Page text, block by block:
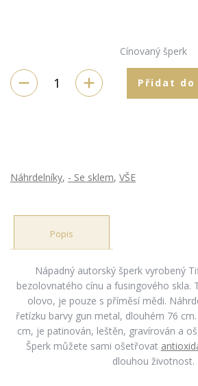
Cínovaný šperk
Přidat do
Náhrdelníky, - Se sklem, VŠE
Popis
Nápadný autorský šperk vyrobený
bezolovnatého cínu a fusingového skla.
olovo, je pouze s příměsí mědi.
řetízku barvy gun metal, dlouhém 76
cm, je patinován, leštěn, gravírován a
Šperk můžete sami ošetřovat
dlouhou životnost.